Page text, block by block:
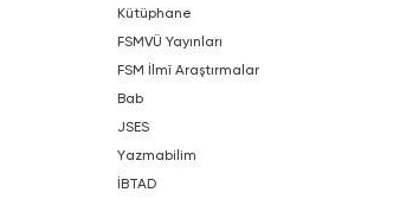
Kütüphane
FSMVÜ Yayınları
FSM İlmî Araştırmalar
bab
JSES
Yazmabilim
İBTAD